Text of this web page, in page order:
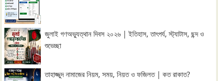
জুলাই গণঅভ্যুত্থান দিবস ২০২৬ | ইতিহাস, তাৎপর্য, স্ট্যাটাস, ছন্দ ও
শুভেচ্ছা
তাহাজ্জুদ নামাজের নিয়ম, সময়, নিয়ত ও ফজিলত | কত রাকাত?